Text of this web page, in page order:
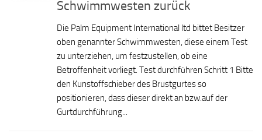
Schwimmwesten zurück
Die Palm Equipment International ltd bittet Besitzer
oben genannter Schwimmwesten, diese einem Test
zu unterziehen, um festzustellen, ob eine
Betroffenheit vorliegt. Test durchführen Schritt 1 Bitte
den Kunstoffschieber des Brustgurtes so
positionieren, dass dieser direkt an bzw.auf der
Gurtdurchführung...